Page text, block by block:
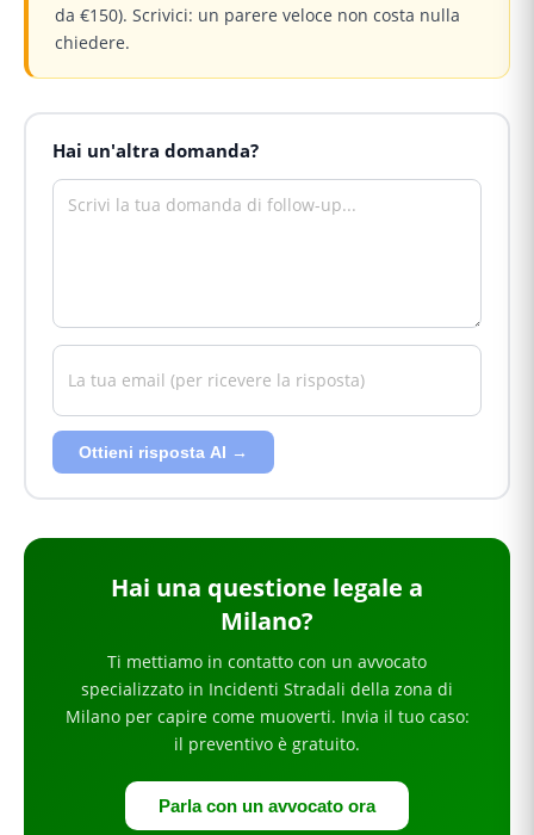
da €150). Scrivici: un parere veloce non costa nulla
chiedere.
Hai un'altra domanda?
Ottieni risposta AI →
Hai una questione legale a
Milano?
Ti mettiamo in contatto con un avvocato
specializzato in Incidenti Stradali della zona di
Milanoper capire come muoverti. Invia il tuo caso:
il preventivo è gratuito.
Parla con un avvocato ora